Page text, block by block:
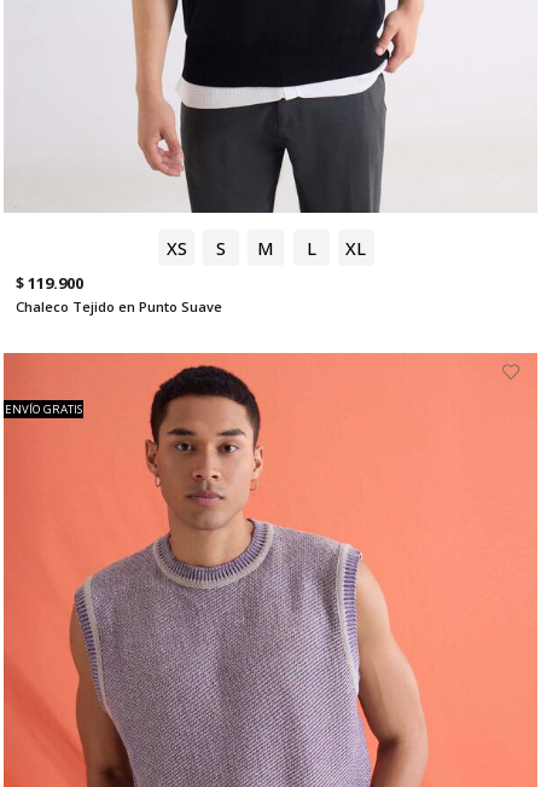
XS S M L XL
$ 119.900
Chaleco Tejido en Punto Suave
ENVÍO GRATIS